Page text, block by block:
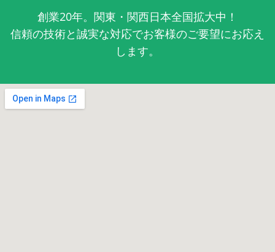
創業20年。関東・関西日本全国拡大中！
信頼の技術と誠実な対応でお客様のご要望にお応え
します。